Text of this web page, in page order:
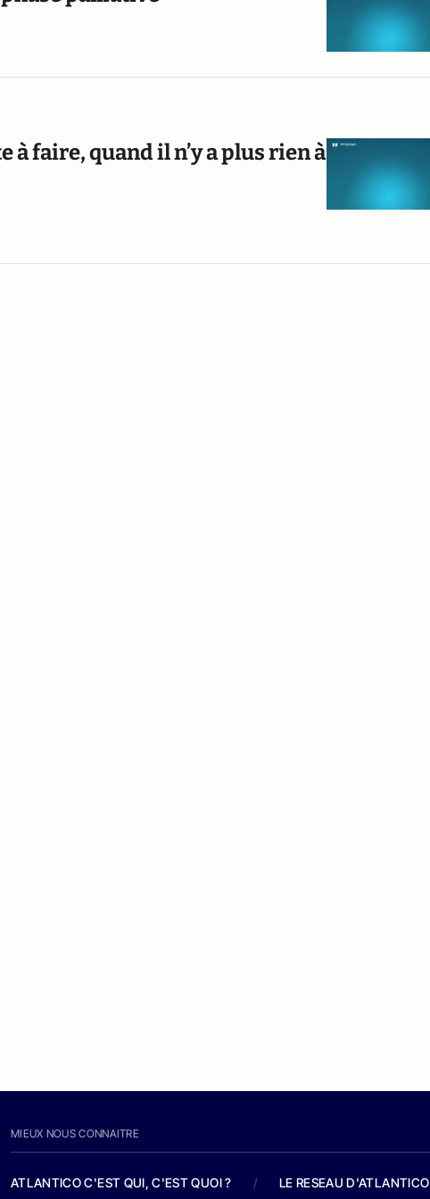
à faire, quand il n’y a plus rien à
MIEUX NOUS CONNAITRE
ATLANTICO C'EST QUI, C'EST QUOI ? / LE RESEAU D'ATLANTICO